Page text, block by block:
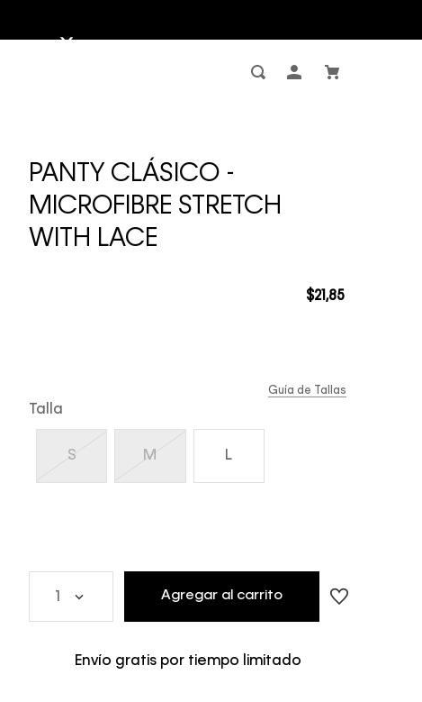
PANTY CLÁSICO -
MICROFIBRE STRETCH
WITH LACE
$21 ,85
Talla
S M L
Guía de Tallas
Agregar al carrito
Envío gratis por tiempo limitado